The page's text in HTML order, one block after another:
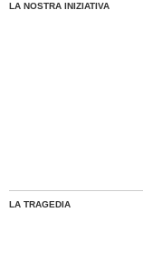
LA NOSTRA INIZIATIVA
LA TRAGEDIA